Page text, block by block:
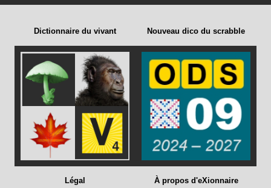
Dictionnaire du vivant Nouveau dico du scrabble
Légal À propos d'eXionnaire